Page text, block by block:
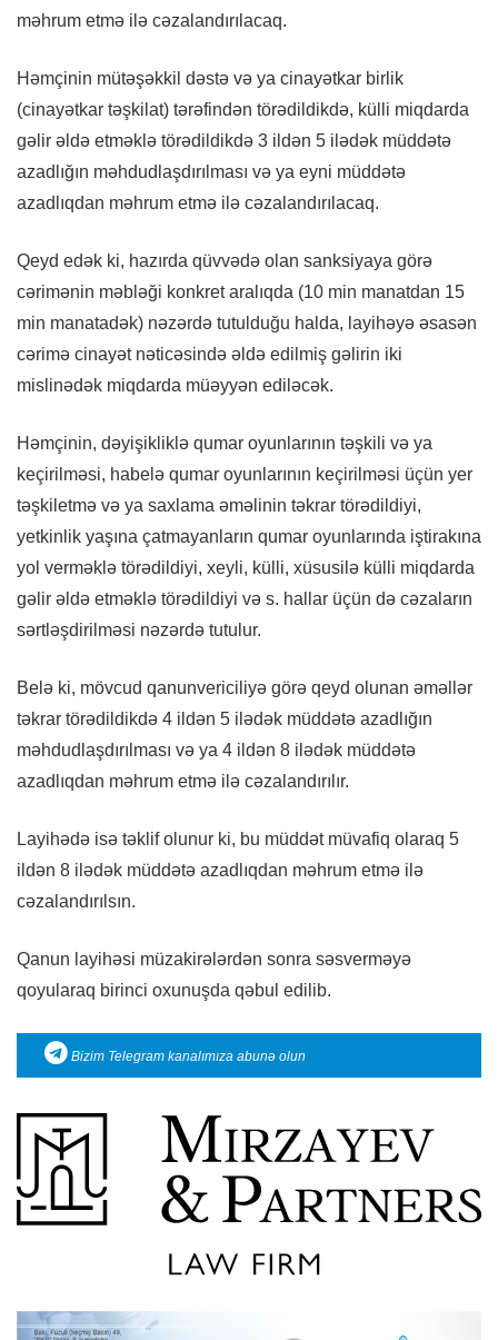
məhrum etmə ilə cəzalandırılacaq.
Həmçinin mütəşəkkil dəstə və ya cinayətkar birlik
(cinayətkar təşkilat) tərəfindən törədildikdə, külli miqdarda
gəlir əldə etməklə törədildikdə 3 ildən 5 ilədək müddətə
azadlığın məhdudlaşdırılması və ya eyni müddətə
azadlıqdan məhrum etmə ilə cəzalandırılacaq.
Qeyd edək ki, hazırda qüvvədə olan sanksiyaya görə
cərimənin məbləği konkret aralıqda (10 min manatdan 15
min manatadək) nəzərdə tutulduğu halda, layihəyə əsasən
cərimə cinayət nəticəsində əldə edilmiş gəlirin iki
mislinədək miqdarda müəyyən ediləcək.
Həmçinin, dəyişikliklə qumar oyunlarının təşkili və ya
keçirilməsi, habelə qumar oyunlarının keçirilməsi üçün yer
təşkiletmə və ya saxlama əməlinin təkrar törədildiyi,
yetkinlik yaşına çatmayanların qumar oyunlarında iştirakına
yol verməklə törədildiyi, xeyli, külli, xüsusilə külli miqdarda
gəlir əldə etməklə törədildiyi və s. hallar üçün də cəzaların
sərtləşdirilməsi nəzərdə tutulur.
Belə ki, mövcud qanunvericiliyə görə qeyd olunan əməllər
təkrar törədildikdə 4 ildən 5 ilədək müddətə azadlığın
məhdudlaşdırılması və ya 4 ildən 8 ilədək müddətə
azadlıqdan məhrum etmə ilə cəzalandırılır.
Layihədə isə təklif olunur ki, bu müddət müvafiq olaraq 5
ildən 8 ilədək müddətə azadlıqdan məhrum etmə ilə
cəzalandırılsın.
Qanun layihəsi müzakirələrdən sonra səsverməyə
qoyularaq birinci oxunuşda qəbul edilib.
Bizim Telegram kanalımıza abunə olun